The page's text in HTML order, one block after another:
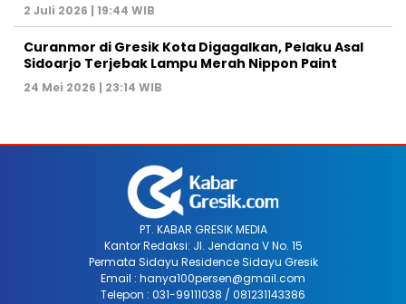
2 Juli 2026 | 19:44 WIB
Curanmor di Gresik Kota Digagalkan, Pelaku Asal
Sidoarjo Terjebak Lampu Merah Nippon Paint
24 Mei 2026 | 23:14 WIB
PT. KABAR GRESIK MEDIA
Kantor Redaksi: Jl. Jendana V No. 15
Permata Sidayu Residence Sidayu Gresik
Email : hanya100persen@gmail.com
Telepon : 031-99111038 / 081231143386